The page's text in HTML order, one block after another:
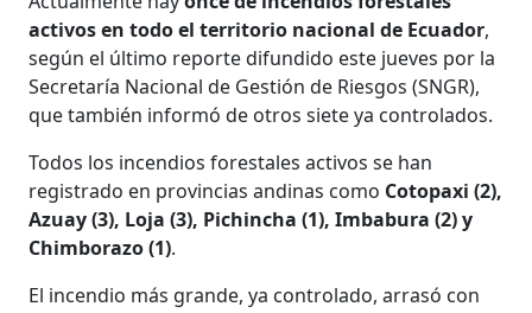
activos en todo el territorio nacional de Ecuador,
según el último reporte difundido este jueves por la
Secretaría Nacional de Gestión de Riesgos (SNGR),
que también informó de otros siete ya controlados.
Todos los incendios forestales activos se han
registrado en provincias andinas como Cotopaxi (2),
Azuay (3), Loja (3), Pichincha (1), Imbabura (2) y
Chimborazo (1).
El incendio más grande, ya controlado, arrasó con